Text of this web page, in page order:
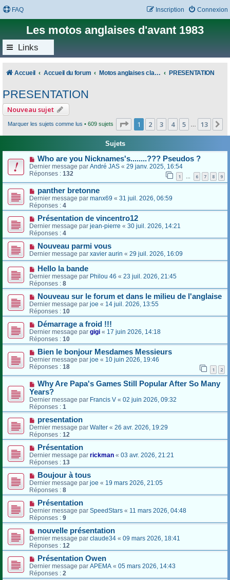
FAQ Connexion
Inscription
Les motos anglaises d'avant 1983
Links
Accueil Accueil du forum Motos anglaises classiques PRESENTATION
PRESENTATION
Nouveau sujet
Marquer les sujets comme lus • 609 sujets Page 1sur
1 2 3 4 5 13
Sujets
Who are you Nicknames's........??? Pseudos ?
Dernier message par André JAS « 29 janv. 2025, 16:54
Réponses : 132 1 … 6 7 8 9
panther bretonne
Dernier message par manx69 « 31 juil. 2026, 06:59
Réponses : 4
Présentation de vincentro12
Dernier message par jean-pierre « 30 juil. 2026, 14:21
Réponses : 4
Nouveau parmi vous
Dernier message par xavier aurin « 29 juil. 2026, 16:09
Hello la bande
Dernier message par Philou 46 « 23 juil. 2026, 21:45
Réponses : 8
Nouveau sur le forum et dans le milieu de l'anglaise
Dernier message par joe « 14 juil. 2026, 13:55
Réponses : 10
Démarrage a froid !!!
Dernier message par gigi « 17 juin 2026, 14:18
Réponses : 10
Bien le bonjour Mesdames Messieurs
Dernier message par joe « 10 juin 2026, 19:46
Réponses : 18 1 2
Why Are Papa's Games Still Popular After So Many
Years?
Dernier message par Francis V « 02 juin 2026, 09:32
Réponses : 1
presentation
Dernier message par Walter « 26 avr. 2026, 19:29
Réponses : 12
Présentation
Dernier message par rickman « 03 avr. 2026, 21:21
Réponses : 13
Boujour à tous
Dernier message par joe « 19 mars 2026, 21:05
Réponses : 8
Présentation
Dernier message par SpeedStars « 11 mars 2026, 04:48
Réponses : 9
nouvelle présentation
Dernier message par claude34 « 09 mars 2026, 18:41
Réponses : 12
Présentation Owen
Dernier message par APEMA « 05 mars 2026, 14:43
Réponses : 2